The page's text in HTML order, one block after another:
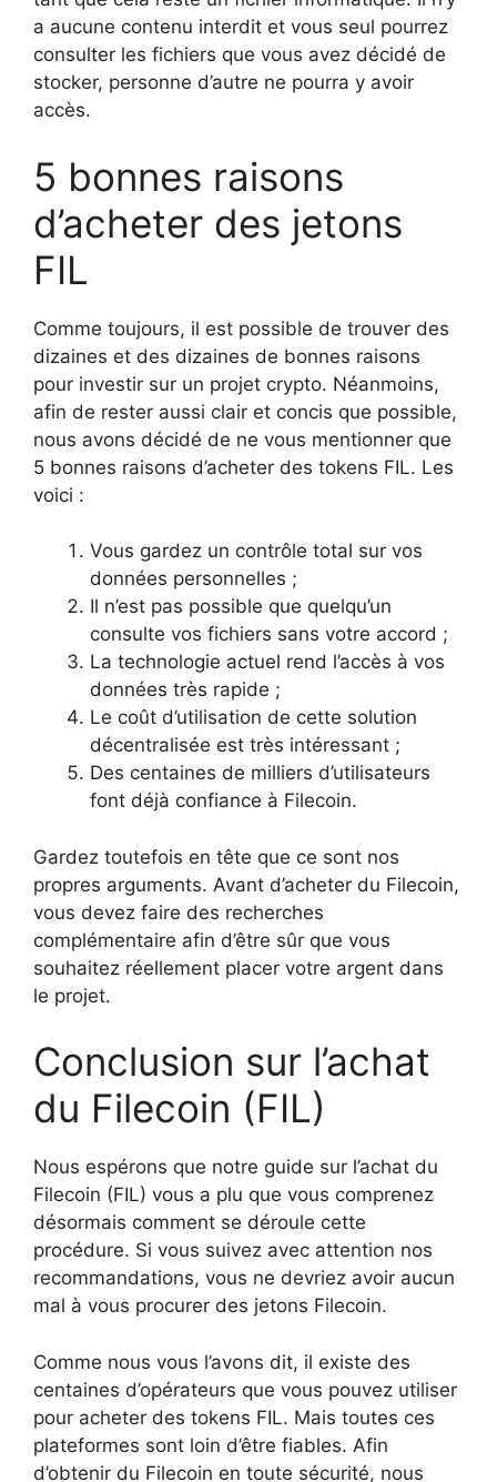
a aucune contenu interdit et vous seul pourrez
consulter les fichiers que vous avez décidé de
stocker, personne d’autre ne pourra y avoir
accès.
5 bonnes raisons
d’acheter des jetons
FIL
Comme toujours, il est possible de trouver des
dizaines et des dizaines de bonnes raisons
pour investir sur un projet crypto. Néanmoins,
afin de rester aussi clair et concis que possible,
nous avons décidé de ne vous mentionner que
5 bonnes raisons d’acheter des tokens FIL. Les
voici :
Vous gardez un contrôle total sur vos
données personnelles ;
Il n’est pas possible que quelqu’un
consulte vos fichiers sans votre accord ;
La technologie actuel rend l’accès à vos
données très rapide ;
Le coût d’utilisation de cette solution
décentralisée est très intéressant ;
Des centaines de milliers d’utilisateurs
font déjà confiance à Filecoin.
Gardez toutefois en tête que ce sont nos
propres arguments. Avant d’acheter du Filecoin,
vous devez faire des recherches
complémentaire afin d’être sûr que vous
souhaitez réellement placer votre argent dans
le projet.
Conclusion sur l’achat
du Filecoin (FIL)
Nous espérons que notre guide sur l’achat du
Filecoin (FIL) vous a plu que vous comprenez
désormais comment se déroule cette
procédure. Si vous suivez avec attention nos
recommandations, vous ne devriez avoir aucun
mal à vous procurer des jetons Filecoin.
Comme nous vous l’avons dit, il existe des
centaines d’opérateurs que vous pouvez utiliser
pour acheter des tokens FIL. Mais toutes ces
plateformes sont loin d’être fiables. Afin
d’obtenir du Filecoin en toute sécurité, nous